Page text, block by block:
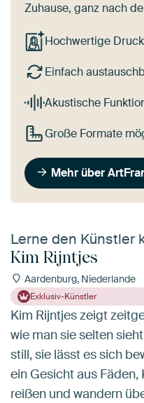
Zuhause, ganz nach
Hochwertige
Einfach
Akustische
Große Formate
Mehr über
Lerne den Künstler
Kim Rijntjes
Aardenburg, Niederlande
Exklusiv-Künstler
Kim Rijntjes zeigt
wie man sie selten
still, sie lässt es sich
ein Gesicht aus Fäden,
reißen und wandern